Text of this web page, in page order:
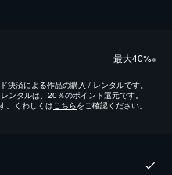
最⼤40%※
済による作品の購入 / レンタルです。
ンタルは、20％のポイント還元です。
。くわしくは こちらをご確認ください。